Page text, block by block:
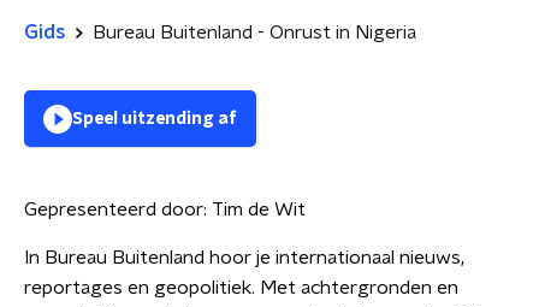
Gids Bureau Buitenland - Onrust in Nigeria
Speel uitzending af
Gepresenteerd door: Tim de Wit
In Bureau Buitenland hoor je internationaal nieuws,
reportages en geopolitiek. Met achtergronden en